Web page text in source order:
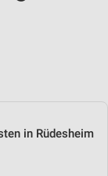
in Rüdesheim